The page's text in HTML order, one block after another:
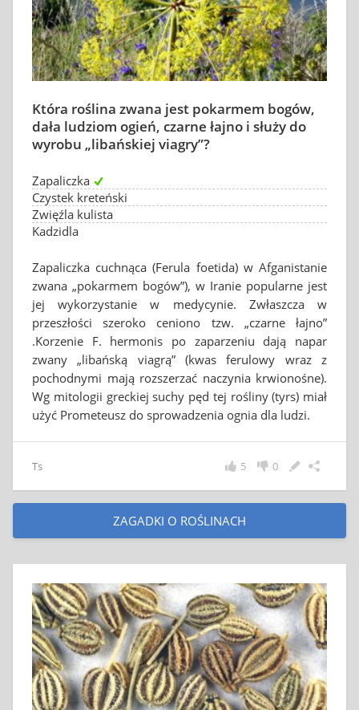
Która roślina zwana jest pokarmem bogów,
dała ludziom ogień, czarne łajno i służy do
wyrobu „libańskiej viagry”?
Zapaliczka
Czystek kreteński
Zwięźla kulista
Kadzidla
Zapaliczka cuchnąca (Ferula foetida) w Afganistanie
zwana „pokarmem bogów”), w Iranie popularne jest
jej wykorzystanie w medycynie. Zwłaszcza w
przeszłości szeroko ceniono tzw. „czarne łajno”
.Korzenie F. hermonis po zaparzeniu dają napar
zwany „libańską viagrą” (kwas ferulowy wraz z
pochodnymi mają rozszerzać naczynia krwionośne).
Wg mitologii greckiej suchy pęd tej rośliny (tyrs) miał
użyć Prometeusz do sprowadzenia ognia dla ludzi.
Ts 0
5
ZAGADKI O ROŚLINACH